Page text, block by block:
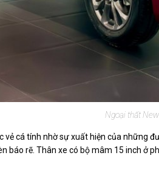
Ngoại thất
vẻ cá tính nhờ sự xuất hiện của những
báo rẽ. Thân xe có bộ mâm 15 inch ở